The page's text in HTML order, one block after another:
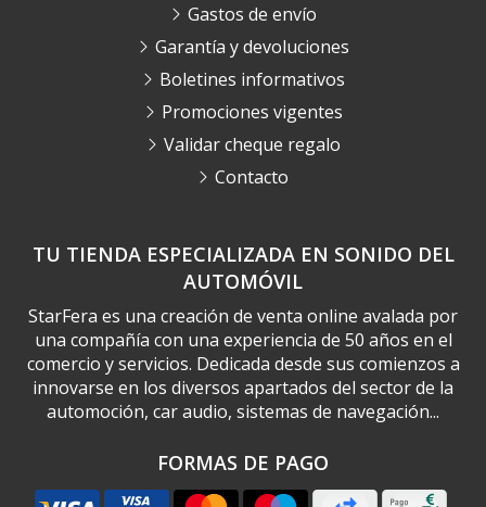
TU TIENDA ESPECIALIZADA EN SONIDO DEL
AUTOMÓVIL
StarFera es una creación de venta online avalada por
una compañía con una experiencia de 50 años en el
comercio y servicios. Dedicada desde sus comienzos a
innovarse en los diversos apartados del sector de la
automoción, car audio, sistemas de navegación...
FORMAS DE PAGO
Gastos de envío
Garantía y devoluciones
Boletines informativos
Promociones vigentes
Validar cheque regalo
Contacto